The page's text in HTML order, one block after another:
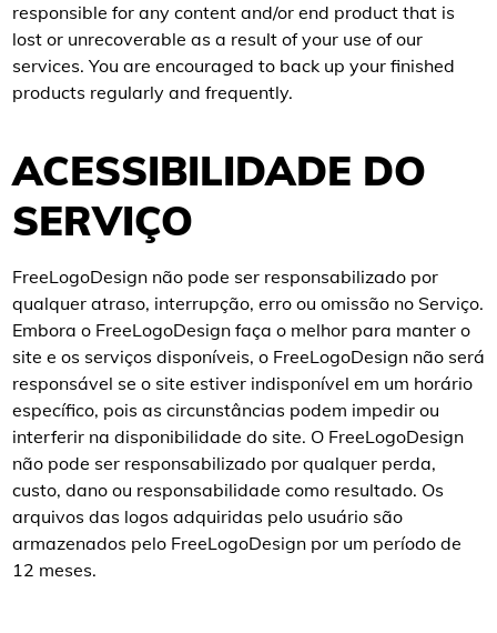
responsible for any content and/or end product that is
lost or unrecoverable as a result of your use of our
services. You are encouraged to back up your finished
products regularly and frequently.
ACESSIBILIDADE DO
SERVIÇO
FreeLogoDesign não pode ser responsabilizado por
qualquer atraso, interrupção, erro ou omissão no Serviço.
Embora o FreeLogoDesign faça o melhor para manter o
site e os serviços disponíveis, o FreeLogoDesign não será
responsável se o site estiver indisponível em um horário
específico, pois as circunstâncias podem impedir ou
interferir na disponibilidade do site. O FreeLogoDesign
não pode ser responsabilizado por qualquer perda,
custo, dano ou responsabilidade como resultado. Os
arquivos das logos adquiridas pelo usuário são
armazenados pelo FreeLogoDesign por um período de
12 meses.